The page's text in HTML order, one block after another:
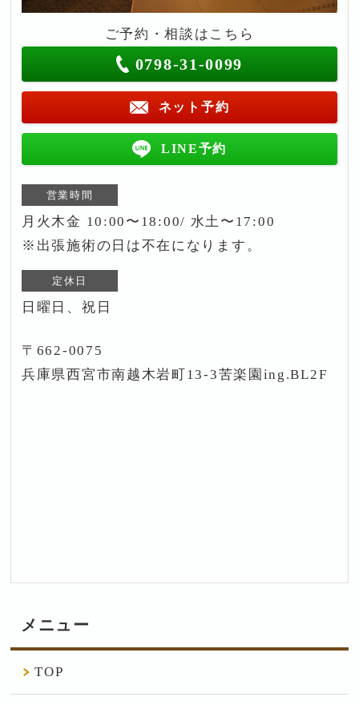
ご予約・相談はこちら
0798-31-0099
ネット予約
LINE予約
営業時間
月火木金 10:00〜18:00/ 水土〜17:00
※出張施術の日は不在になります。
定休日
日曜日、祝日
〒662-0075
兵庫県西宮市南越木岩町13-3苦楽園ing.BL2F
メニュー
TOP